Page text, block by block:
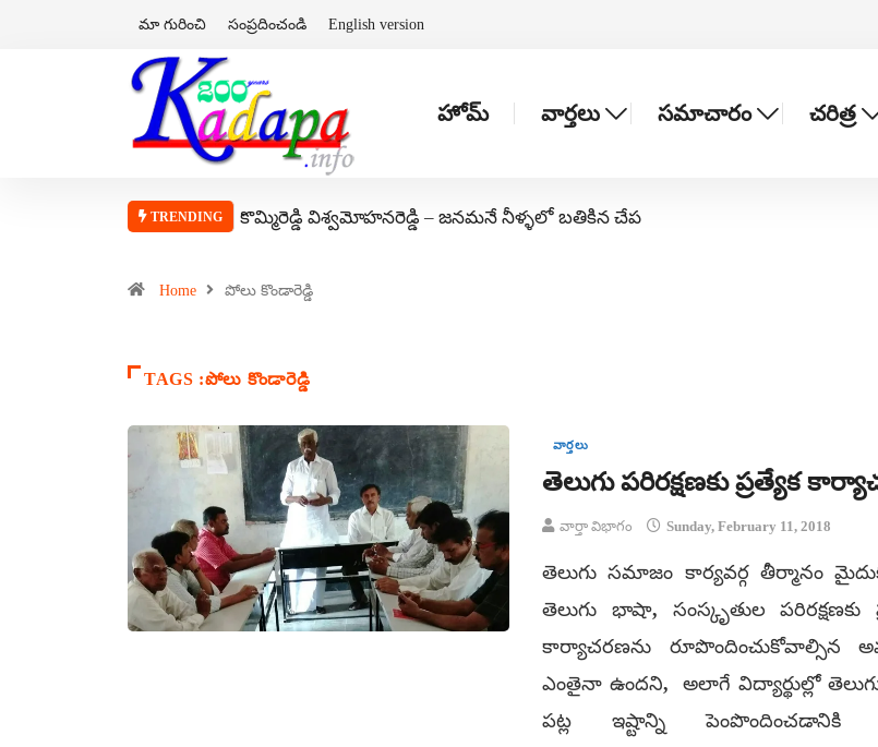
మా గురించి సంప్రదించండి English version
హోమ్ వార్తలు సమాచారం చరిత్ర
TRENDING కొమ్మిరెడ్డి విశ్వమోహనరెడ్డి – జనమనే నీళ్ళలో బతికిన చేప
Home పోలు కొండారెడ్డి
TAGS :పోలు కొండారెడ్డి
వార్తలు
తెలుగు పరిరక్షణకు ప్రత్యేక
వార్తా విభాగం Sunday, February 11, 2018
తెలుగు సమాజం కార్యవర్గ తీర్మానం
తెలుగు భాషా, సంస్కృతుల పరిరక్షణకు
కార్యాచరణను రూపొందించుకోవాల్సిన
ఎంతైనా ఉందని, అలాగే విద్యార్థుల్లో
పట్ల ఇష్టాన్ని పెంపొందించడానికి